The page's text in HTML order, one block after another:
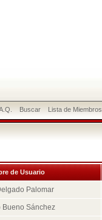
Buscar Lista de Miembros
de Usuario
Palomar
Bueno Sánchez